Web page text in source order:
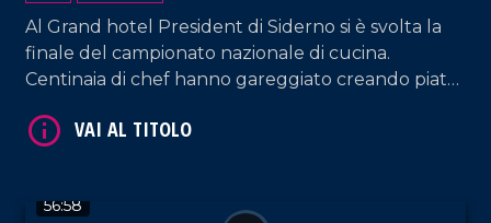
Al Grand hotel President di Siderno si è svolta la
finale del campionato nazionale di cucina.
Centinaia di chef hanno gareggiato creando piatti
unico, ricco di emozioni e sapori.
56:58